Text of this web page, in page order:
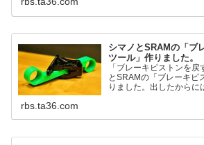
るようになりました。
Sokutei)￥
シマノとSRAMの「ブ
ツール」作りました。
「ブレーキピストンを
とSRAMの「ブレーキピ
りました。出したからに
だと。。。▶「ブレーキ
るのかというと、出てい
rbs.ta36.com